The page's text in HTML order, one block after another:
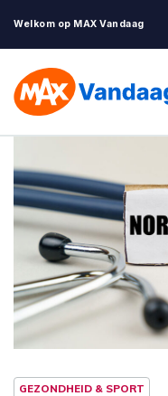
Welkom op MAX Vandaag
GEZONDHEID & SPORT